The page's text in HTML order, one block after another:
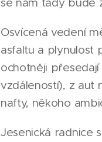
Osvícená vedení
asfaltu a plynulost
ochotněji
vzdáleností), z aut
nafty, někoho
Jesenická radnice